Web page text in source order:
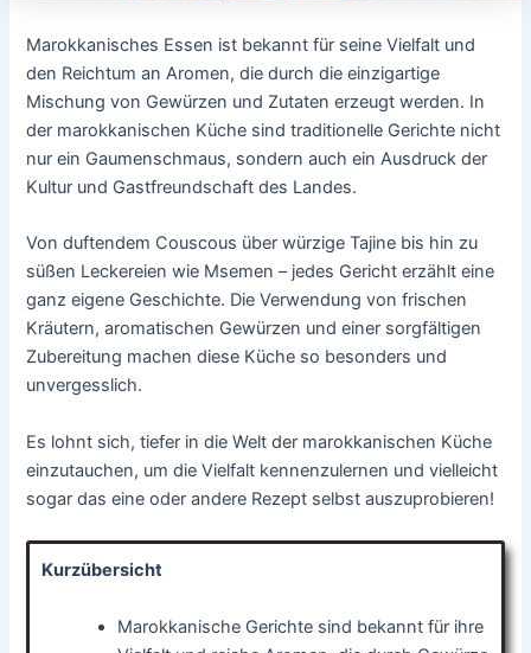
Marokkanisches Essen ist bekannt für seine Vielfalt und
den Reichtum an Aromen, die durch die einzigartige
Mischung von Gewürzen und Zutaten erzeugt werden. In
der marokkanischen Küche sind traditionelle Gerichte nicht
nur ein Gaumenschmaus, sondern auch ein Ausdruck der
Kultur und Gastfreundschaft des Landes.
Von duftendem Couscous über würzige Tajine bis hin zu
süßen Leckereien wie Msemen – jedes Gericht erzählt eine
ganz eigene Geschichte. Die Verwendung von frischen
Kräutern, aromatischen Gewürzen und einer sorgfältigen
Zubereitung machen diese Küche so besonders und
unvergesslich.
Es lohnt sich, tiefer in die Welt der marokkanischen Küche
einzutauchen, um die Vielfalt kennenzulernen und vielleicht
sogar das eine oder andere Rezept selbst auszuprobieren!
Kurzübersicht
Marokkanische Gerichte sind bekannt für ihre